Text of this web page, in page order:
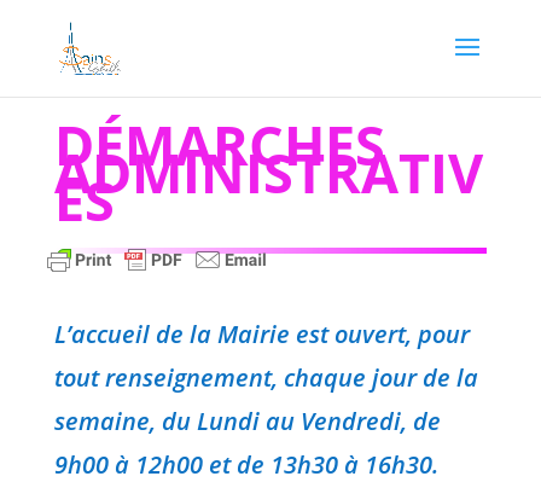
DÉMARCHES
ADMINISTRATIV
ES
L’accueil de la Mairie est ouvert, pour
tout renseignement, chaque jour de la
semaine, du Lundi au Vendredi, de
9h00 à 12h00 et de 13h30 à 16h30.